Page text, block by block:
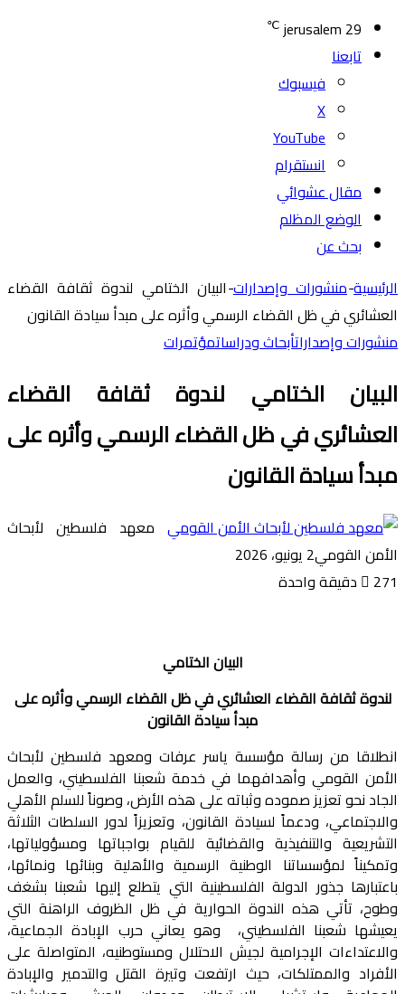
jerusalem 29
℃
تابعنا
فيسبوك
‫X
‫YouTube
انستقرام
مقال عشوائي
الوضع المظلم
بحث عن
الرئيسية-منشورات وإصدارات-البيان الختامي لندوة ثقافة القضاء
العشائري في ظل القضاء الرسمي وأثره على مبدأ سيادة القانون
منشورات وإصداراتأبحاث ودراساتمؤتمرات
البيان الختامي لندوة ثقافة القضاء
العشائري في ظل القضاء الرسمي وأثره على
مبدأ سيادة القانون
معهد فلسطين لأبحاث
الأمن القومي2 يونيو، 2026
271
دقيقة واحدة
البيان الختامي
لندوة ثقافة القضاء العشائري في ظل القضاء الرسمي وأثره على
مبدأ سيادة القانون
انطلاقا من رسالة مؤسسة ياسر عرفات ومعهد فلسطين لأبحاث
الأمن القومي وأهدافهما في خدمة شعبنا الفلسطيني، والعمل
الجاد نحو تعزيز صموده وثباته على هذه الأرض، وصوناً للسلم الأهلي
والاجتماعي، ودعماً لسيادة القانون، وتعزيزاً لدور السلطات الثلاثة
التشريعية والتنفيذية والقضائية للقيام بواجباتها ومسؤولياتها،
وتمكيناً لمؤسساتنا الوطنية الرسمية والأهلية وبنائها ونمائها،
باعتبارها جذور الدولة الفلسطينية التي يتطلع إليها شعبنا بشغف
وطوح، تأتي هذه الندوة الحوارية في ظل الظروف الراهنة التي
يعيشها شعبنا الفلسطيني، وهو يعاني حرب الإبادة الجماعية،
والاعتداءات الإجرامية لجيش الاحتلال ومستوطنيه، المتواصلة على
الأفراد والممتلكات، حيث ارتفعت وتيرة القتل والتدمير والإبادة